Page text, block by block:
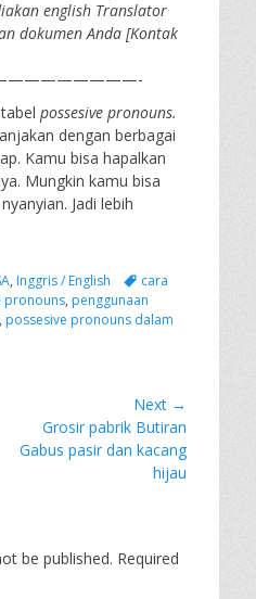
english Translator
dokumen Anda [Kontak
tabel possesive pronouns.
dengan berbagai
Kamu bisa hapalkan
Mungkin kamu bisa
Jadi lebih
, Inggris / English Tagscara
pronouns, penggunaan
, possesive pronouns dalam
Next →
Next
post:
Grosir pabrik Butiran
Gabus pasir dan kacang
hijau
be published. Required